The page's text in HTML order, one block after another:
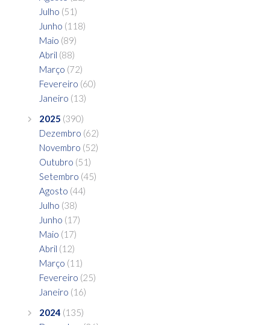
Julho (51)
Junho (118)
Maio (89)
Abril (88)
Março (72)
Fevereiro (60)
Janeiro (13)
2025 (390)
Dezembro (62)
Novembro (52)
Outubro (51)
Setembro (45)
Agosto (44)
Julho (38)
Junho (17)
Maio (17)
Abril (12)
Março (11)
Fevereiro (25)
Janeiro (16)
2024 (135)